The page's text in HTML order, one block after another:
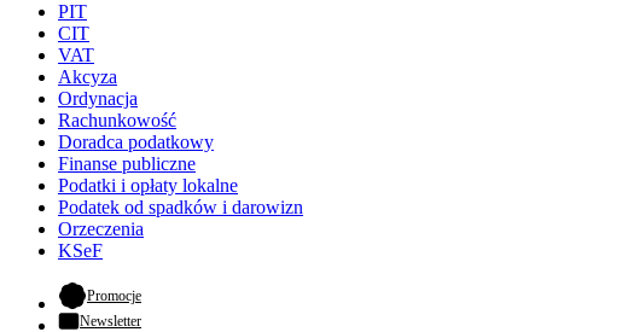
PIT
CIT
VAT
Akcyza
Ordynacja
Rachunkowość
Doradca podatkowy
Finanse publiczne
Podatki i opłaty lokalne
Podatek od spadków i darowizn
Orzeczenia
KSeF
Promocje- otwiera się w nowej karcie
Newsletter